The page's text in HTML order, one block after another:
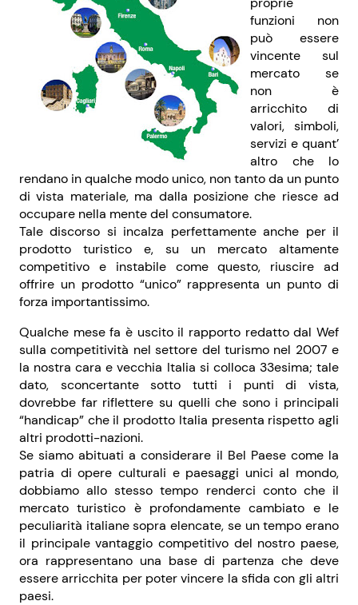
funzioni non
può essere
vincente sul
mercato se
non è
arricchito di
valori, simboli,
servizi e quant’
altro che lo
rendano in qualche modo unico, non tanto da un punto
di vista materiale, ma dalla posizione che riesce ad
occupare nella mente del consumatore.
Tale discorso si incalza perfettamente anche per il
prodotto turistico e, su un mercato altamente
competitivo e instabile come questo, riuscire ad
offrire un prodotto “unico” rappresenta un punto di
forza importantissimo.
Qualche mese fa è uscito il rapporto redatto dal Wef
sulla competitività nel settore del turismo nel 2007 e
la nostra cara e vecchia Italia si colloca 33esima; tale
dato, sconcertante sotto tutti i punti di vista,
dovrebbe far riflettere su quelli che sono i principali
“handicap” che il prodotto Italia presenta rispetto agli
altri prodotti-nazioni.
Se siamo abituati a considerare il Bel Paese come la
patria di opere culturali e paesaggi unici al mondo,
dobbiamo allo stesso tempo renderci conto che il
mercato turistico è profondamente cambiato e le
peculiarità italiane sopra elencate, se un tempo erano
il principale vantaggio competitivo del nostro paese,
ora rappresentano una base di partenza che deve
essere arricchita per poter vincere la sfida con gli altri
paesi.